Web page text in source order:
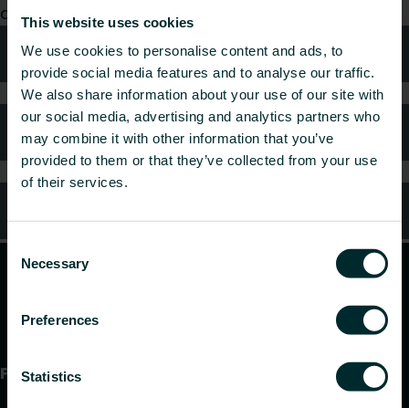
This website uses cookies
We use cookies to personalise content and ads, to
provide social media features and to analyse our traffic.
We also share information about your use of our site with
our social media, advertising and analytics partners who
may combine it with other information that you’ve
provided to them or that they’ve collected from your use
of their services.
Consent
Selection
Necessary
Preferences
Statistics
dumneavoastră.
Sfaturi tehnice
Întrebări frecvente
Produse